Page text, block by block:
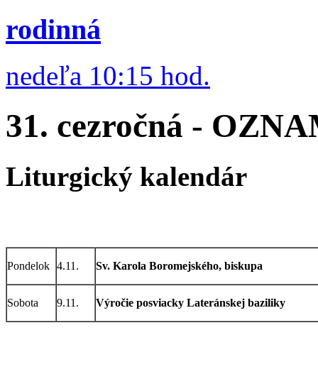
rodinná
nedeľa 10:15 hod.
31. cezročná -
Liturgický kalendár
Pondelok 4.11. Sv. Karola Boromejského, biskupa
Sobota 9.11. Výročie posviacky Lateránskej baziliky